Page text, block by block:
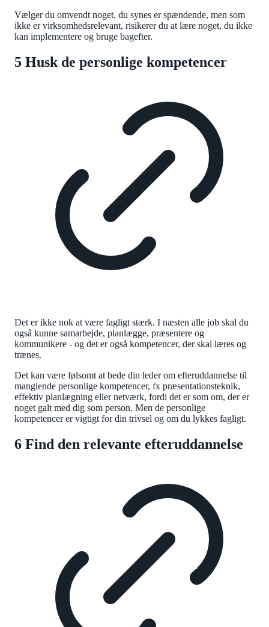
Vælger du omvendt noget, du synes er spændende, men som
ikke er virksomhedsrelevant, risikerer du at lære noget, du ikke
kan implementere og bruge bagefter.
5 Husk de personlige kompetencer
Det er ikke nok at være fagligt stærk. I næsten alle job skal du
også kunne samarbejde, planlægge, præsentere og
kommunikere - og det er også kompetencer, der skal læres og
trænes.
Det kan være følsomt at bede din leder om efteruddannelse til
manglende personlige kompetencer, fx præsentationsteknik,
effektiv planlægning eller netværk, fordi det er som om, der er
noget galt med dig som person. Men de personlige
kompetencer er vigtigt for din trivsel og om du lykkes fagligt.
6 Find den relevante efteruddannelse